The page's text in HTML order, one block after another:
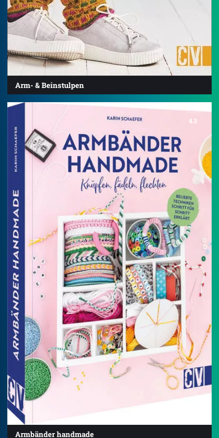
Arm- & Beinstulpen
4.3
Armbänder handmade